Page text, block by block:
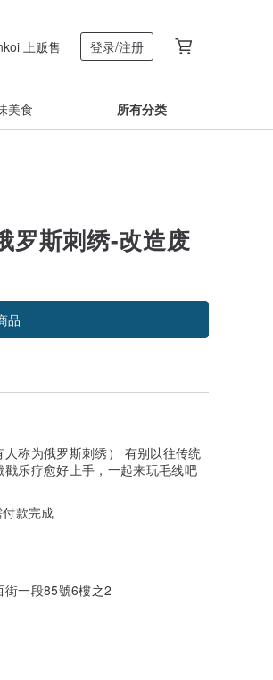
上贩售 登录/注册
美食 所有分类
罗斯刺绣-改造废
品
称为俄罗斯刺绣） 有别以往传统
乐疗愈好上手，一起来玩毛线吧
款完成
街一段85號6樓之2